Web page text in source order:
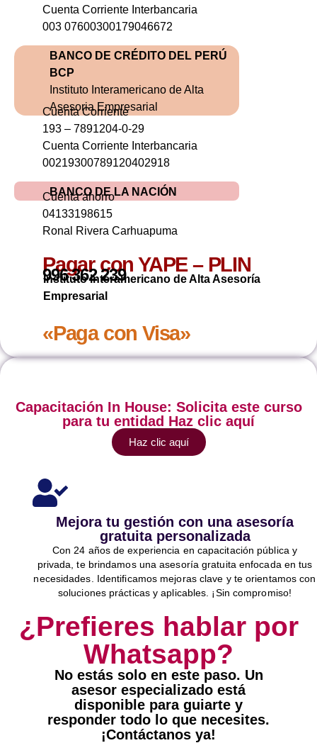
Cuenta Corriente Interbancaria
003 07600300179046672
BANCO DE CRÉDITO DEL PERÚ
BCP
Instituto Interamericano de Alta
Asesoria Empresarial
Cuenta Corriente
193 – 7891204-0-29
Cuenta Corriente Interbancaria
00219300789120402918
BANCO DE LA NACIÓN
Cuenta ahorro
04133198615
Ronal Rivera Carhuapuma
Pagar con YAPE – PLIN
996 362 239
Instituto Interamericano de Alta Asesoría
Empresarial
«Paga con Visa»
Capacitación In House: Solicita este curso
para tu entidad Haz clic aquí
Haz clic aquí
Mejora tu gestión con una asesoría
gratuita personalizada
Con 24 años de experiencia en capacitación pública y
privada, te brindamos una asesoría gratuita enfocada en tus
necesidades. Identificamos mejoras clave y te orientamos con
soluciones prácticas y aplicables. ¡Sin compromiso!
¿Prefieres hablar por
Whatsapp?
No estás solo en este paso. Un
asesor especializado está
disponible para guiarte y
responder todo lo que necesites.
¡Contáctanos ya!